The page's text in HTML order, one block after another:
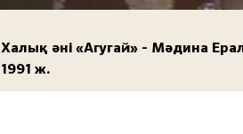
Халық әні «Агугай» - Мәдина
1991 ж.